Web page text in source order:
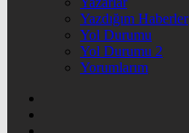
Yazdığım Haberler
Yol Durumu
Yol Durumu 2
Yorumlarım